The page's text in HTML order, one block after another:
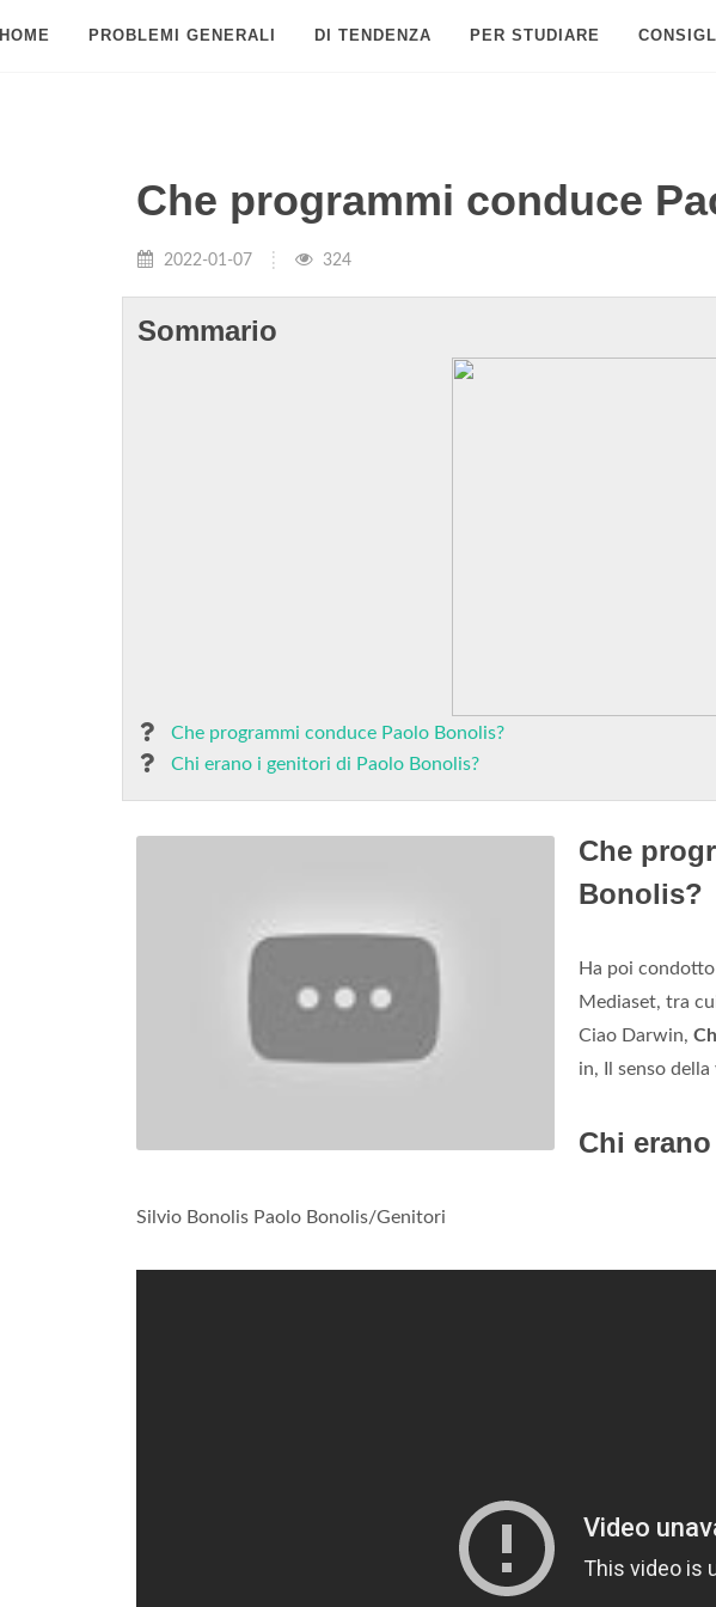
PROBLEMI GENERALI DI TENDENZA PER STUDIARE
Che programmi conduce
2022-01-07 324
Sommario
Che programmi conduce Paolo Bonolis?
Chi erano i genitori di Paolo Bonolis?
Che
Bonolis?
Ha poi
Mediaset, tra
Ciao Darwin,
in, Il senso
Chi
Silvio Bonolis Paolo Bonolis/Genitori